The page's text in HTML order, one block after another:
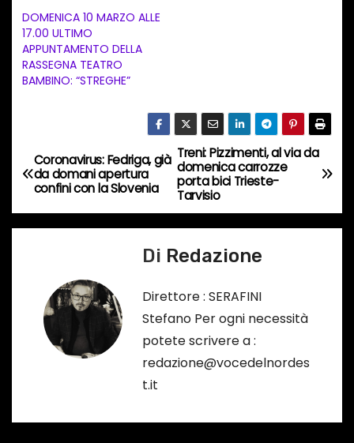
t
o
i
n
s
o
…
DOMENICA 10 MARZO ALLE
17.00 ULTIMO
APPUNTAMENTO DELLA
RASSEGNA TEATRO
BAMBINO: “STREGHE”
N
a
v
o
Treni: Pizzimenti, al via da
domenica carrozze
porta bici Trieste-
Tarvisio
Coronavirus: Fedriga, già
da domani apertura
confini con la Slovenia
Di Redazione
Direttore : SERAFINI
Stefano Per ogni necessità
potete scrivere a :
redazione@vocedelnordes
t.it